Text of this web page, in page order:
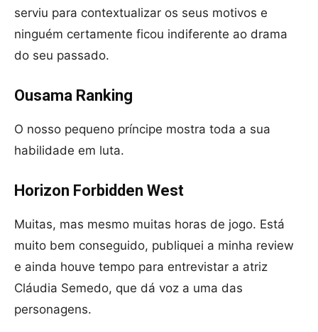
serviu para contextualizar os seus motivos e
ninguém certamente ficou indiferente ao drama
do seu passado.
Ousama Ranking
O nosso pequeno príncipe mostra toda a sua
habilidade em luta.
Horizon Forbidden West
Muitas, mas mesmo muitas horas de jogo. Está
muito bem conseguido, publiquei a minha review
e ainda houve tempo para entrevistar a atriz
Cláudia Semedo, que dá voz a uma das
personagens.